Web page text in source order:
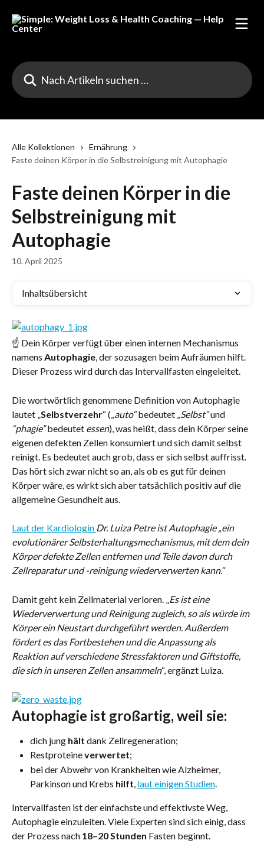
Nach Artikeln suchen …
Alle Kollektionen
Ernährung
Faste deinen Körper in die Selbstreinigung mit Autophagie
Faste deinen Körper in die
Selbstreinigung mit
Autophagie
10. April 2025
Inhaltsübersicht
☝️ Dein Körper verfügt über einen internen Mechanismus
namens Autophagie, der sozusagen beim Aufräumen hilft.
Dieser Prozess wird durch das Intervallfasten eingeleitet.
Die wortwörtlich genommene Definition von Autophagie
lautet „Selbstverzehr“ („auto“ bedeutet „Selbst“ und
“phagie” bedeutet essen), was heißt, dass dein Körper seine
eigenen defekten Zellen konsumiert und sich damit selbst
reinigt. Es bedeutet auch grob, dass er sich selbst auffrisst.
Das hört sich zwar nicht so an, als ob es gut für deinen
Körper wäre, es wirkt sich aber tatsächlich positiv auf die
allgemeine Gesundheit aus.
Laut der Kardiologin Dr. Luiza Petre ist Autophagie „ein
evolutionärer Selbsterhaltungsmechanismus, mit dem dein
Körper defekte Zellen entfernen und Teile davon durch
Zellreparatur und -reinigung wiederverwerten kann.“
Damit geht kein Zellmaterial verloren. „Es ist eine
Wiederverwertung und Reinigung zugleich, so als würde im
Körper ein Neustart durchgeführt werden. Außerdem
fördert es das Fortbestehen und die Anpassung als
Reaktion auf verschiedene Stressfaktoren und Giftstoffe,
die sich in unseren Zellen ansammeln“, ergänzt Luiza.
Autophagie ist großartig, weil sie:
dich jung hält dank Zellregeneration;
Restproteine verwertet;
bei der Abwehr von Krankheiten wie Alzheimer,
Parkinson und Krebs hilft laut einigen Studien
Intervallfasten ist der einfachste und effektivste Weg,
Autophagie einzuleiten. Viele Experten sind sich einig, dass
der Prozess nach 18–20 Stunden Fasten beginnt.